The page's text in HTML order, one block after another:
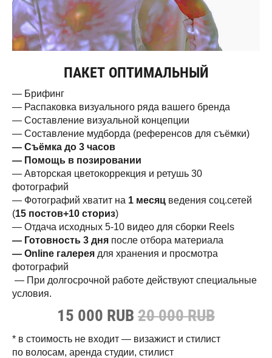
ПАКЕТ ОПТИМАЛЬНЫЙ
— Брифинг
— Распаковка визуального ряда вашего бренда
— Составление визуальной концепции
— Составление мудборда (референсов для съёмки)
— Съёмка до 3 часов
— Помощь в позировании
— Авторская цветокоррекция и ретушь 30
фотографий
— Фотографий хватит на 1 месяц ведения соц.сетей
(15 постов+10 сториз)
— Отдача исходных 5-10 видео для сборки Reels
— Готовность 3 дня после отбора материала
— Online галерея для хранения и просмотра
фотографий
— При долгосрочной работе действуют специальные
условия.
15 000 RUB 20 000 RUB
* в стоимость не входит — визажист и стилист
по волосам, аренда студии, стилист